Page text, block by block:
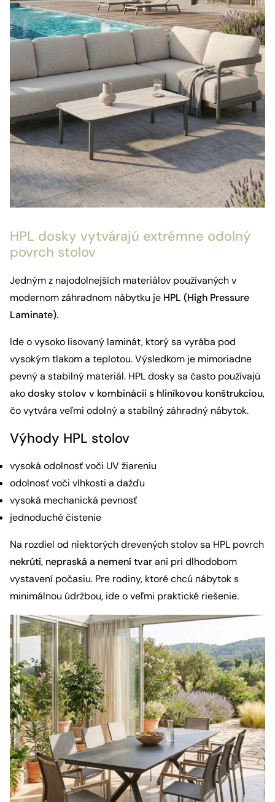
HPL dosky vytvárajú extrémne odolný
povrch stolov
Jedným z najodolnejších materiálov používaných v
modernom záhradnom nábytku je HPL (High Pressure
Laminate).
Ide o vysoko lisovaný laminát, ktorý sa vyrába pod
vysokým tlakom a teplotou. Výsledkom je mimoriadne
pevný a stabilný materiál. HPL dosky sa často používajú
akodosky stolov v kombinácii s hliníkovou konštrukciou,
čo vytvára veľmi odolný a stabilný záhradný nábytok.
Výhody HPL stolov
vysoká odolnosť voči UV žiareniu
odolnosť voči vlhkosti a dažďu
vysoká mechanická pevnosť
jednoduché čistenie
Na rozdiel od niektorých drevených stolov sa HPL povrch
nekrúti, nepraská a nemení tvarani pri dlhodobom
vystavení počasiu. Pre rodiny, ktoré chcú nábytok s
minimálnou údržbou, ide o veľmi praktické riešenie.